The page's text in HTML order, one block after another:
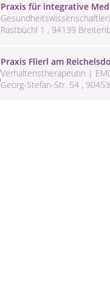
Praxis für integrative
Rastbüchl 1 , 94139
Praxis Flierl am
Verhaltenstherapeutin |
Georg-Stefan-Str. 54 ,